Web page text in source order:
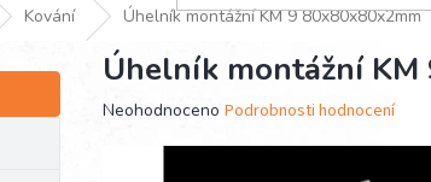
Kování Úhelník montážní KM 9 80x80x80x2mm
Úhelník montážní
Průměrné
Neohodnoceno Podrobnosti hodnocení